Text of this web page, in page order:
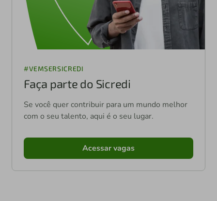
#VEMSERSICREDI
Faça parte do Sicredi
Se você quer contribuir para um mundo melhor
com o seu talento, aqui é o seu lugar.
Acessar vagas